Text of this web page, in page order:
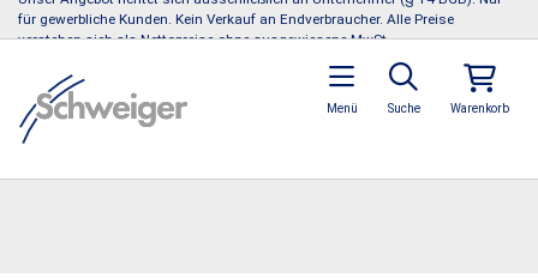
Warenkorb
Suche
Menü
für gewerbliche Kunden. Kein Verkauf an Endverbraucher. Alle Preise
verstehen sich als Nettopreise ohne ausgewiesene MwSt.